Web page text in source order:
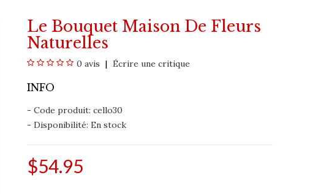
Le Bouquet Maison De Fleurs
Naturelles
0 avis Écrire une critique
INFO
- Code produit: cello30
- Disponibilité: En stock
$54.95